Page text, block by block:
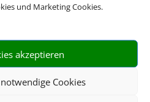
und Marketing Cookies.
akzeptieren
Cookies